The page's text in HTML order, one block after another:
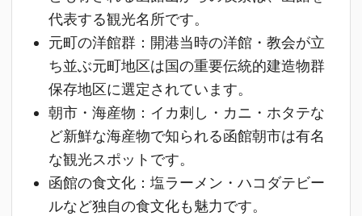
代表する観光名所です。
元町の洋館群 ：開港当時の洋館・教会が立
ち並ぶ元町地区は国の重要伝統的建造物群
保存地区に選定されています。
朝市・海産物 ：イカ刺し・カニ・ホタテな
ど新鮮な海産物で知られる函館朝市は有名
な観光スポットです。
函館の食文化 ：塩ラーメン・ハコダテビー
ルなど独自の食文化も魅力です。